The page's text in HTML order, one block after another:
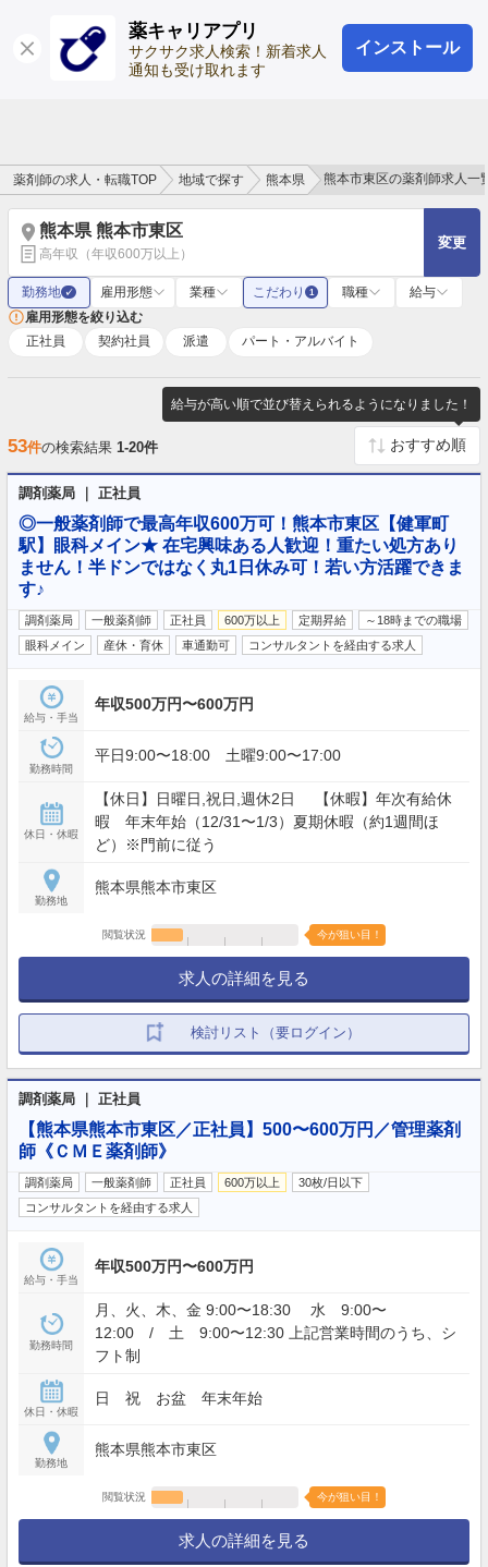
薬キャリアプリ
サクサク求人検索！新着求人
通知も受け取れます
インストール
ログイン 会員登録
薬剤師の求人・転職TOP 地域で探す 熊本県 熊本市東区の薬剤師求人一
熊本県 熊本市東区
高年収（年収600万以上）
変更
勤務地 ✓ 雇用形態 業種 こだわり 1 職種
給与
雇用形態を絞り込む
正社員
契約社員 派遣 パート・アルバイト
給与が高い順で並び替えられるようになりました！
53件の検索結果 1-20件
調剤薬局 ｜ 正社員
◎一般薬剤師で最高年収600万可！熊本市東区【健軍町
駅】眼科メイン★ 在宅興味ある人歓迎！重たい処方あり
ません！半ドンではなく丸1日休み可！若い方活躍できま
す♪
調剤薬局 一般薬剤師 正社員 600万以上 定期昇給
～18時までの職場
眼科メイン
産休・育休 車通勤可 コンサルタントを経由する求人
給与・手当
年収500万円〜600万円
勤務時間
平日9:00〜18:00 土曜9:00〜17:00
休日・休暇
【休日】日曜日,祝日,週休2日 【休暇】年次有給休
暇 年末年始（12/31〜1/3）夏期休暇（約1週間ほ
ど）※門前に従う
勤務地
熊本県熊本市東区
閲覧状況 今が狙い目！
求人の詳細を見る
検討リスト（要ログイン）
調剤薬局 ｜ 正社員
【熊本県熊本市東区／正社員】500〜600万円／管理薬剤
師《ＣＭＥ薬剤師》
調剤薬局 一般薬剤師 正社員 600万以上
30枚/日以下
コンサルタントを経由する求人
給与・手当
年収500万円〜600万円
勤務時間
月、火、木、金 9:00〜18:30 水 9:00〜
12:00 / 土 9:00〜12:30 上記営業時間のうち、シ
フト制
休日・休暇
日 祝 お盆 年末年始
勤務地
熊本県熊本市東区
閲覧状況 今が狙い目！
求人の詳細を見る